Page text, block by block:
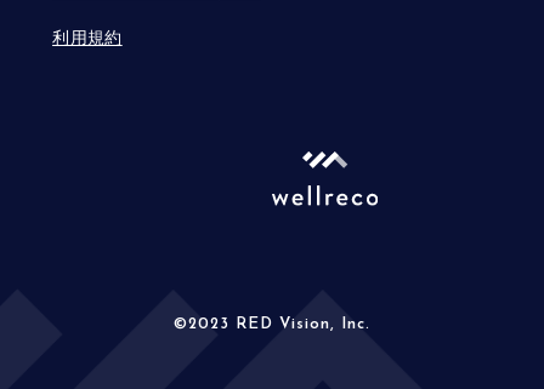
©2023 RED Vision, Inc.
利用規約